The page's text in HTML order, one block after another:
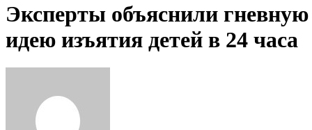
Эксперты объяснили
идею изъятия детей в 24 часа